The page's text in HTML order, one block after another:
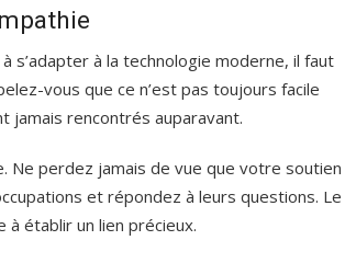
s’adapter à la technologie moderne, il faut
vous que ce n’est pas toujours facile
jamais rencontrés auparavant.
Ne perdez jamais de vue que votre soutien
et répondez à leurs questions. Le
à établir un lien précieux.